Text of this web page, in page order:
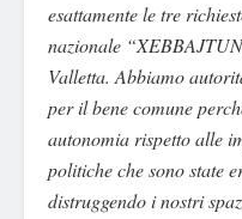
esattamente le tre
nazionale “
Valletta. Abbiamo
per il bene comune
autonomia rispetto alle
politiche che sono state
distruggendo i nostri